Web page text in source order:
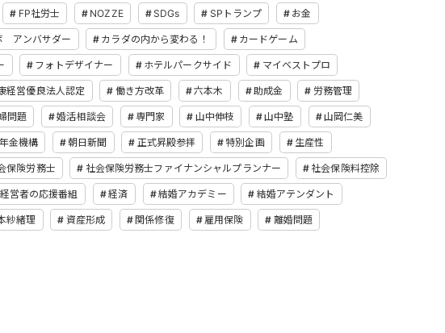
FP社労士 NOZZE SDGs SPトランプ お金
アンバサダー カラダの内から変わる！ カードゲーム
フォトデザイナー ホテルパークサイド マイベストプロ
経営優良法人認定 働き方改革 六本木 助成金 労務管理
問題 婚活相談会 専門家 山中伸枝 山中塾 山岡仁美
金機構 朝日新聞 正式昇殿参拝 特別企画 生産性
保険労務士 社会保険労務士ファイナンシャルプランナー 社会保険料控除
経営者の応援番組 経済 結婚アカデミー 結婚アテンダント
紗緒理 資産形成 関係修復 雇用保険 離婚問題